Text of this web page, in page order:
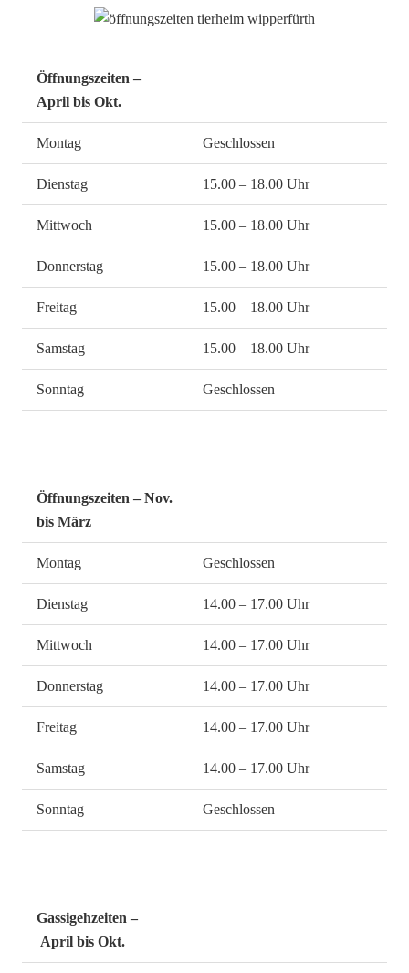
Öffnungszeiten –
April bis Okt.
Montag Geschlossen
Dienstag 15.00 – 18.00 Uhr
Mittwoch 15.00 – 18.00 Uhr
Donnerstag 15.00 – 18.00 Uhr
Freitag 15.00 – 18.00 Uhr
Samstag 15.00 – 18.00 Uhr
Sonntag Geschlossen
Öffnungszeiten – Nov.
bis März
Montag Geschlossen
Dienstag 14.00 – 17.00 Uhr
Mittwoch 14.00 – 17.00 Uhr
Donnerstag 14.00 – 17.00 Uhr
Freitag 14.00 – 17.00 Uhr
Samstag 14.00 – 17.00 Uhr
Sonntag Geschlossen
Gassigehzeiten –
April bis Okt.